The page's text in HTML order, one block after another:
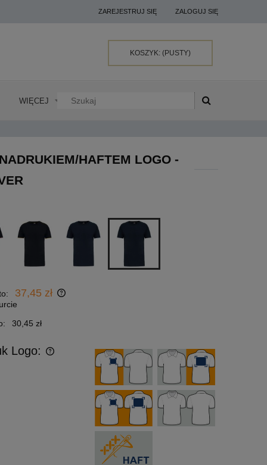
ZAREJESTRUJ SIĘ ZALOGUJ SIĘ
KOSZYK: (PUSTY)
WIĘCEJ
HAFTEM LOGO -
37,45 zł
30,45 zł
Logo: